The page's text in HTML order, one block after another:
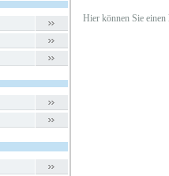
Hier können Sie